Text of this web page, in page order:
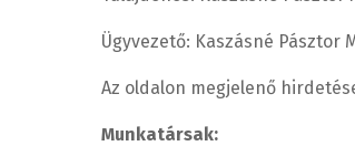
Ügyvezető: Kaszásné Pásztor
Az oldalon megjelenő
Munkatársak: